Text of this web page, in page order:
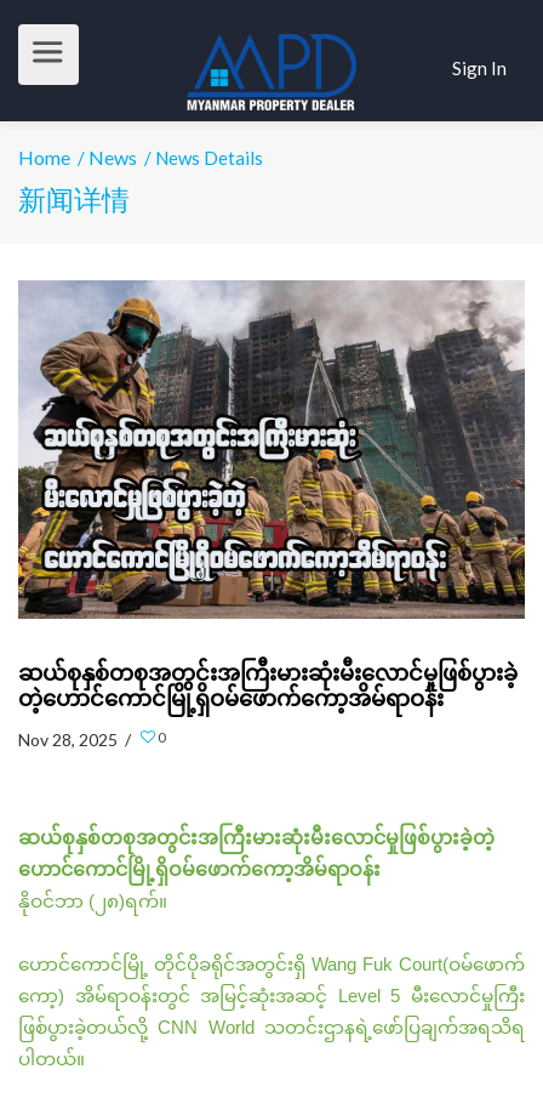
Sign In
Home / News / News Details
新闻详情
ဆယ်စုနှစ်တစုအတွင်းအကြီးမားဆုံးမီးလောင်မှုဖြစ်ပွားခဲ့
တဲ့ဟောင်ကောင်မြို့ရှိဝမ်ဖောက်ကော့အိမ်ရာဝန်း
Nov 28, 2025 / 0
ဆယ်စုနှစ်တစုအတွင်းအကြီးမားဆုံးမီးလောင်မှုဖြစ်ပွားခဲ့တဲ့
ဟောင်ကောင်မြို့ရှိဝမ်ဖောက်ကော့အိမ်ရာဝန်း
နိုဝင်ဘာ (၂၈)ရက်။
ဟောင်ကောင်မြို့ တိုင်ပိုခရိုင်အတွင်းရှိ Wang Fuk Court(ဝမ်ဖောက်
ကော့) အိမ်ရာဝန်းတွင် အမြင့်ဆုံးအဆင့် Level 5 မီးလောင်မှုကြီး
ဖြစ်ပွားခဲ့တယ်လို့ CNN World သတင်းဌာနရဲ့ဖော်ပြချက်အရသိရ
ပါတယ်။